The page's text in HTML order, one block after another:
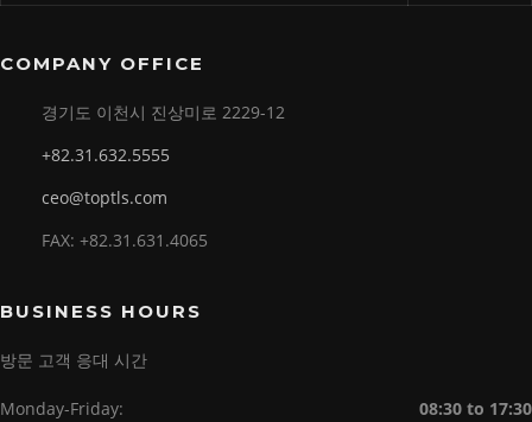
COMPANY OFFICE
경기도 이천시 진상미로 2229-12
+82.31.632.5555
ceo@toptls.com
FAX: +82.31.631.4065
BUSINESS HOURS
방문 고객 응대 시간
Monday-Friday:
08:30 to 17:30